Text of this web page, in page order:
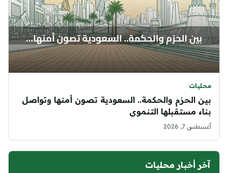
محليات
بين الحزم والحكمة.. السعودية تصون أمنها وتواصل
بناء مستقبلها التنموي
أغسطس 7, 2026
آخر أخبار محليات